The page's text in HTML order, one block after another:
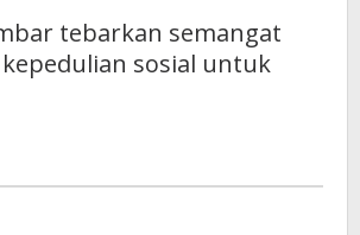
Sumbar
tebarkan
semangat
sosial
tebarkan semangat
sosial untuk